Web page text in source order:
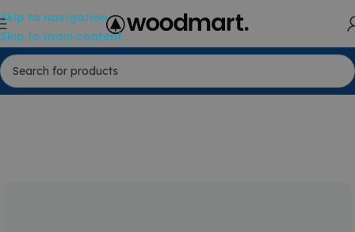
Skip to navigation
Skip to main content